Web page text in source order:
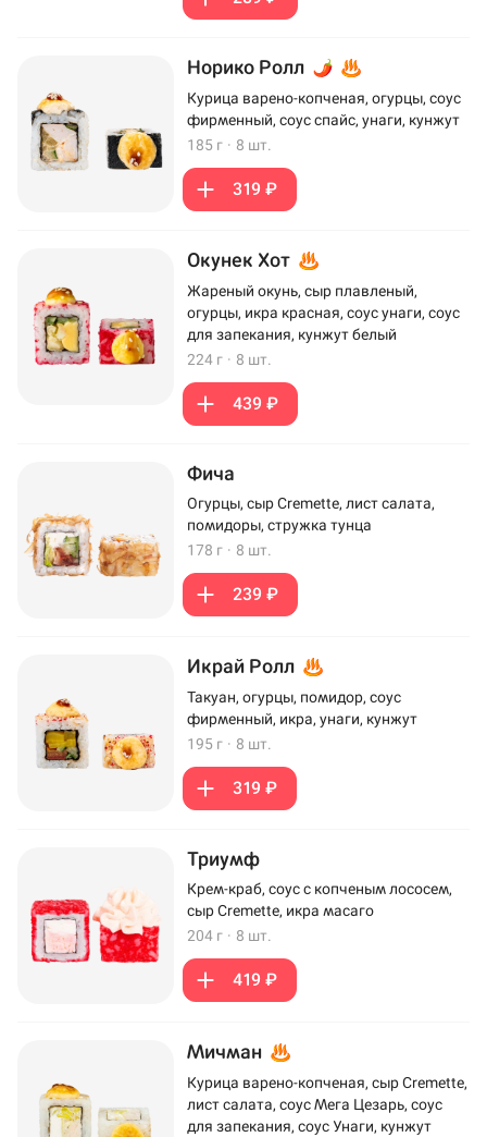
Норико Ролл
Курица варено-копченая, огурцы, соус
фирменный, соус спайс, унаги, кунжут
185 г · 8 шт.
319 ₽
Окунек Хот
Жареный окунь, сыр плавленый,
огурцы, икра красная, соус унаги, соус
для запекания, кунжут белый
224 г · 8 шт.
439 ₽
Фича
Огурцы, сыр Cremette, лист салата,
помидоры, стружка тунца
178 г · 8 шт.
239 ₽
Икрай Ролл
Такуан, огурцы, помидор, соус
фирменный, икра, унаги, кунжут
195 г · 8 шт.
319 ₽
Триумф
Крем-краб, соус с копченым лососем,
сыр Cremette, икра масаго
204 г · 8 шт.
419 ₽
Мичман
Курица варено-копченая, сыр Cremette,
лист салата, соус Мега Цезарь, соус
для запекания, соус Унаги, кунжут